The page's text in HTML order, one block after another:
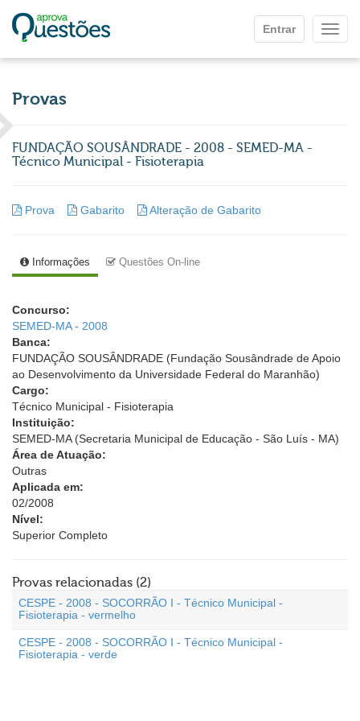
Entrar
Provas
FUNDAÇÃO SOUSÂNDRADE - 2008 - SEMED-MA -
Técnico Municipal - Fisioterapia
Prova Gabarito Alteração de Gabarito
Informações Questões On-line
Concurso:
SEMED-MA - 2008
Banca:
FUNDAÇÃO SOUSÂNDRADE (Fundação Sousândrade de Apoio
ao Desenvolvimento da Universidade Federal do Maranhão)
Cargo:
Técnico Municipal - Fisioterapia
Instituição:
SEMED-MA (Secretaria Municipal de Educação - São Luís - MA)
Área de Atuação:
Outras
Aplicada em:
02/2008
Nível:
Superior Completo
Provas relacionadas (2)
CESPE - 2008 - SOCORRÃO I - Técnico Municipal -
Fisioterapia - vermelho
CESPE - 2008 - SOCORRÃO I - Técnico Municipal -
Fisioterapia - verde